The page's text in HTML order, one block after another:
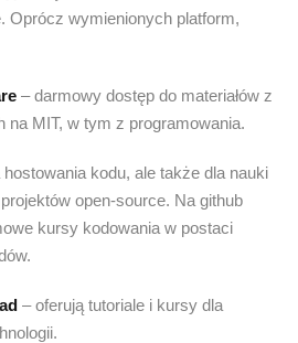
Oprócz wymienionych platform,
– darmowy dostęp do materiałów z
na MIT, w tym z programowania.
kodu, ale także dla nauki
open-source. Na github
kursy kodowania w postaci
– oferują tutoriale i kursy dla